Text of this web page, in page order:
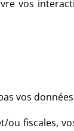
vos
vos
fiscales,